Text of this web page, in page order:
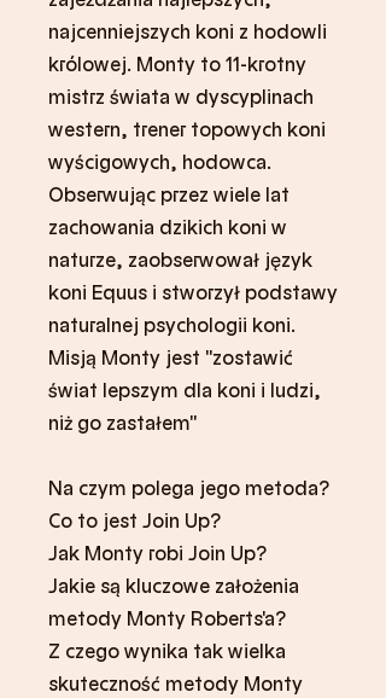
najcenniejszych koni z hodowli
królowej. Monty to 11-krotny
mistrz świata w dyscyplinach
western, trener topowych koni
wyścigowych, hodowca.
Obserwując przez wiele lat
zachowania dzikich koni w
naturze, zaobserwował język
koni Equus i stworzył podstawy
naturalnej psychologii koni.
Misją Monty jest "zostawić
świat lepszym dla koni i ludzi,
niż go zastałem"
Na czym polega jego metoda?
Co to jest Join Up?
Jak Monty robi Join Up?
Jakie są kluczowe założenia
metody Monty Roberts'a?
Z czego wynika tak wielka
skuteczność metody Monty